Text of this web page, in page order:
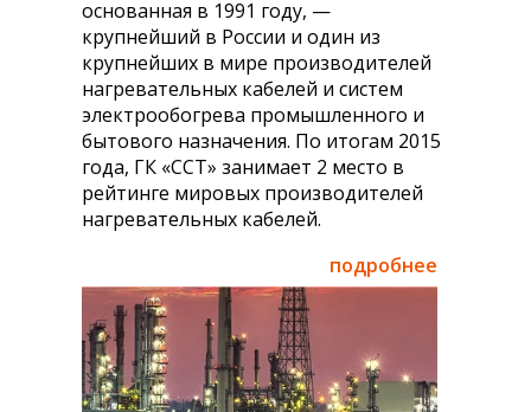
основанная в 1991 году, —
крупнейший в России и один из
крупнейших в мире производителей
нагревательных кабелей и систем
электрообогрева промышленного и
бытового назначения. По итогам 2015
года, ГК «ССТ» занимает 2 место в
рейтинге мировых производителей
нагревательных кабелей.
подробнее